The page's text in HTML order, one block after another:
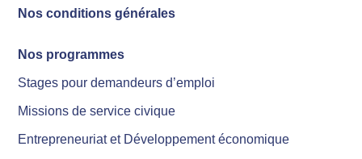
Nos conditions générales
Nos programmes
Stages pour demandeurs d’emploi
Missions de service civique
Entrepreneuriat et Développement économique